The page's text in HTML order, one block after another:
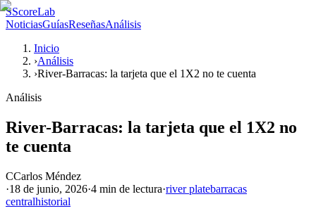
SScoreLab
NoticiasGuíasReseñasAnálisis
Inicio
›Análisis
›River-Barracas: la tarjeta que el 1X2 no te cuenta
Análisis
River-Barracas: la tarjeta que el 1X2 no
te cuenta
CCarlos Méndez
·18 de junio, 2026·4 min de lectura·river platebarracas
centralhistorial